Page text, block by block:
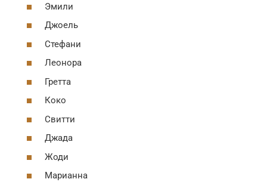
Эмили
Джоель
Стефани
Леонора
Гретта
Коко
Свитти
Джада
Жоди
Марианна